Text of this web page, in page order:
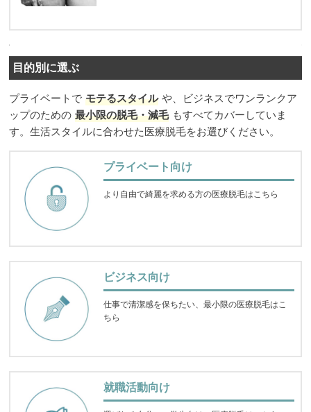
目的別に選ぶ
プライベートで モテるスタイル や、ビジネスでワンランクア
ップのための 最小限の脱毛・減毛 もすべてカバーしていま
す。生活スタイルに合わせた医療脱毛をお選びください。
プライベート向け
より自由で綺麗を求める方の医療脱毛はこちら
ビジネス向け
仕事で清潔感を保ちたい、最小限の医療脱毛はこ
ちら
就職活動向け